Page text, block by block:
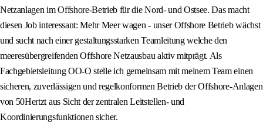
Netzanlagen im Offshore-Betrieb für die Nord- und Ostsee. Das macht
diesen Job interessant: Mehr Meer wagen - unser Offshore Betrieb wächst
und sucht nach einer gestaltungsstarken Teamleitung welche den
meeresübergreifenden Offshore Netzausbau aktiv mitprägt. Als
Fachgebietsleitung OO-O stelle ich gemeinsam mit meinem Team einen
sicheren, zuverlässigen und regelkonformen Betrieb der Offshore‑Anlagen
von 50Hertzt aus Sicht der zentralen Leitstellen‑ und
Koordinierungsfunktionen sicher.